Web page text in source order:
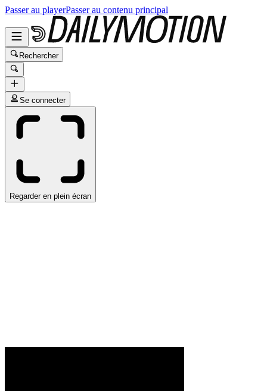
Passer au playerPasser au contenu principal
Rechercher
Se connecter
Regarder en plein écran